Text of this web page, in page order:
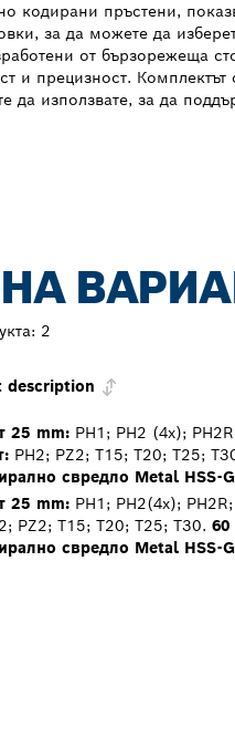
кодирани пръстени,
за да можете да
от бързорежеща
и прецизност. Комплектът
да използвате, за да
2
description
25 mm: PH1; PH2 (4x);
PH2; PZ2; T15; T20; T25;
свредло Metal HSS-
25 mm: PH1; PH2(4x);
PZ2; T15; T20; T25; T30. 60
свредло Metal HSS-